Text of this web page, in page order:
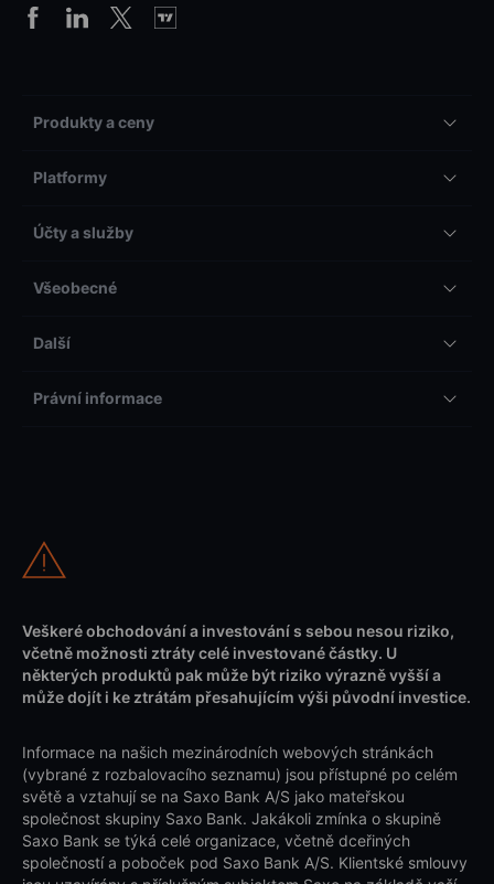
Produkty a ceny
Platformy
Účty a služby
Všeobecné
Další
Právní informace
Veškeré obchodování a investování s sebou nesou riziko,
včetně možnosti ztráty celé investované částky. U
některých produktů pak může být riziko výrazně vyšší a
může dojít i ke ztrátám přesahujícím výši původní investice.
Informace na našich mezinárodních webových stránkách
(vybrané z rozbalovacího seznamu) jsou přístupné po celém
světě a vztahují se na Saxo Bank A/S jako mateřskou
společnost skupiny Saxo Bank. Jakákoli zmínka o skupině
Saxo Bank se týká celé organizace, včetně dceřiných
společností a poboček pod Saxo Bank A/S. Klientské smlouvy